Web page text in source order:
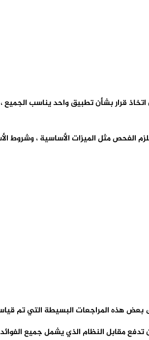
قرار بشأن تطبيق واحد يناسب
مثل الميزات الأساسية ، وشروط
بعض هذه المراجعات البسيطة التي تم
مقابل النظام الذي يشمل جميع